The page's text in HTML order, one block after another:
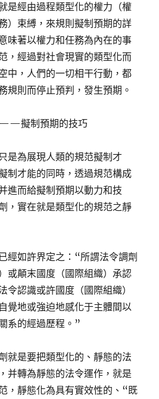
是經由過程類型化的權力（權
）束縛，來規則擬制預期的詳
味著以權力和任務為內在的事
，經過對社會現實的類型化而
中，人們的一切相干行動，都
規則而停止預判，發生預期。
——擬制預期的技巧
是為展現人類的規范擬制才
制才能的同時，透過規范構成
進而給擬制預期以動力和技
，實在就是類型化的規范之靜
經如許界定之：“所謂法令調劑
或顛末國度（國際組織）承認
令認識或許國度（國際組織）
覺地或強迫地感化于主體間以
系的經過歷程。”
就是要把類型化的、靜態的法
并轉為靜態的法令運作，就是
，靜態化為具有實效性的、“既